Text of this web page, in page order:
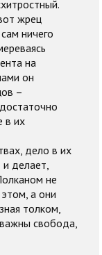
жрец
ничего
на
он
–
в их
дело в их
делает,
не
а они
толком,
свобода,